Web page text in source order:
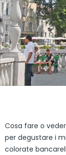
Cosa fare o
per degustare i
colorate